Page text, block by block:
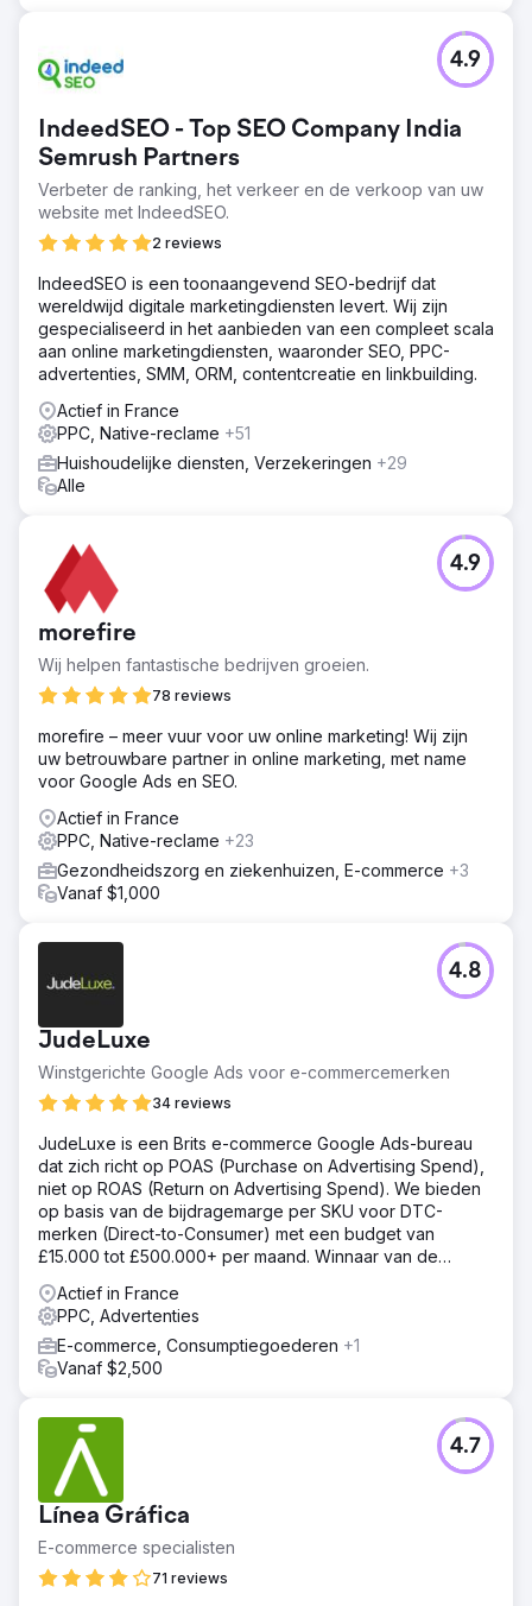
organisch verkeer in de lokale omgeving. 88
gegenereerde leads 88 leads zijn gegenereerd in de
PPC genereert een CPA (kosten per acquisitie) op ROAS
(rendement op advertentie-uitgaven) van £ 19,58
2024). Stijging van 27% Stijging van organisch verkeer
met 27% door SEO-strategie.
Naar bureaupagina
IndeedSEO - Top SEO Company India
Semrush Partners
Verbeter de ranking, het verkeer en de verkoop van uw
website met IndeedSEO.
2 reviews
4.9
IndeedSEO is een toonaangevend SEO-bedrijf dat
wereldwijd digitale marketingdiensten levert. Wij zijn
gespecialiseerd in het aanbieden van een compleet scala
aan online marketingdiensten, waaronder SEO, PPC-
advertenties, SMM, ORM, contentcreatie en linkbuilding.
Actief in France
PPC, Native-reclame +51
Huishoudelijke diensten, Verzekeringen +29
Alle
morefire
Wij helpen fantastische bedrijven groeien.
78 reviews
4.9
morefire – meer vuur voor uw online marketing! Wij zijn
uw betrouwbare partner in online marketing, met name
voor Google Ads en SEO.
Actief in France
PPC, Native-reclame +23
Gezondheidszorg en ziekenhuizen, E-commerce +3
Vanaf $1,000
JudeLuxe
Winstgerichte Google Ads voor e-commercemerken
34 reviews
4.8
JudeLuxe is een Brits e-commerce Google Ads-bureau
dat zich richt op POAS (Purchase on Advertising Spend),
niet op ROAS (Return on Advertising Spend). We bieden
op basis van de bijdragemarge per SKU voor DTC-
merken (Direct-to-Consumer) met een budget van
£15.000 tot £500.000+ per maand. Winnaar van de
bureau.
Actief in France
PPC, Advertenties
E-commerce, Consumptiegoederen +1
Vanaf $2,500
Línea Gráfica
E-commerce specialisten
71 reviews
4.7